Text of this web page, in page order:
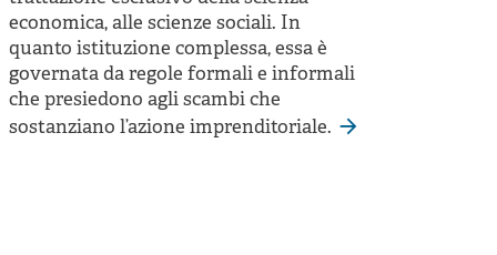
economica, alle scienze sociali. In
quanto istituzione complessa, essa è
governata da regole formali e informali
che presiedono agli scambi che
sostanziano l’azione imprenditoriale.